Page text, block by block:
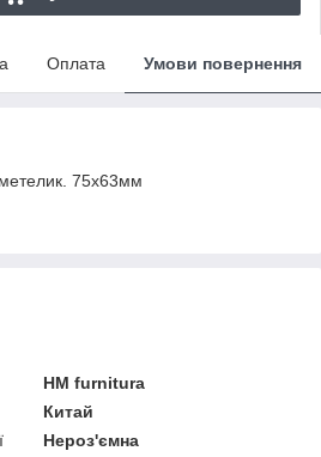
Оплата Умови повернення
75х63мм
HM furnitura
Китай
Нероз'ємна